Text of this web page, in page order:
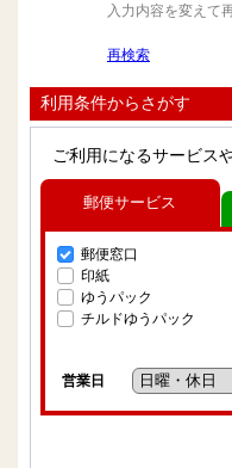
入力内容を変えて
再検索
利用条件からさがす
ご利用になるサービス
郵便サービス
郵便窓口
印紙
ゆうパック
チルドゆうパック
営業日